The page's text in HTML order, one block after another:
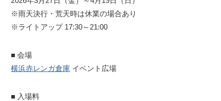
※雨天決行・荒天時は休業の場合あり
※ライトアップ 17:30～21:00
■ 会場
横浜赤レンガ倉庫 イベント広場
■ 入場料